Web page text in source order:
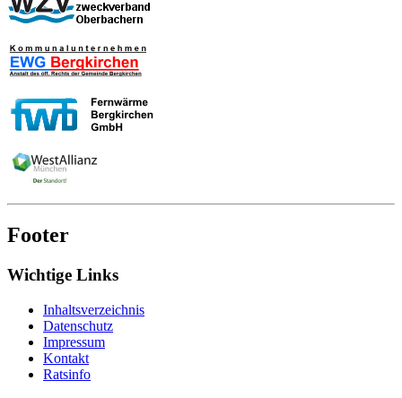
Footer
Wichtige Links
Inhaltsverzeichnis
Datenschutz
Impressum
Kontakt
Ratsinfo